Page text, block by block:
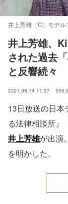
井上芳雄（C）モデル
井上芳雄、
された過去
と反響続々
2021.06.14 11:37
13日放送の日本
る法律相談所』
井上芳雄が出演
を明かした。